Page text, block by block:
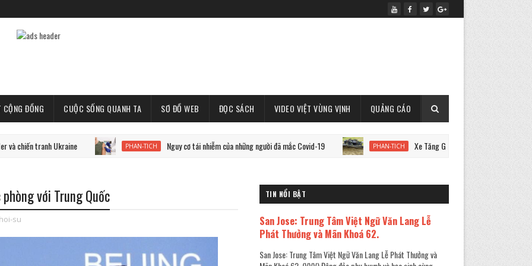
CỘNG ĐỒNG CUỘC SỐNG QUANH TA SƠ ĐỒ WEB ĐỌC SÁCH VIDEO VIỆT VÙNG VỊNH QUẢNG CÁO
tranh Ukraine PHAN-TICH Nguy cơ tái nhiễm của những người đã mắc Covid-19 PHAN-TICH Xe Tăng Gepard Mà Đức Cung Cấp Cho Ukraine
với Trung Quốc
su
TIN NỔI BẬT
San Jose: Trung Tâm Việt Ngữ Văn Lang Lễ
Phát Thưởng và Mãn Khoá 62.
San Jose: Trung Tâm Việt Ngữ Văn Lang Lễ Phát Thưởng và